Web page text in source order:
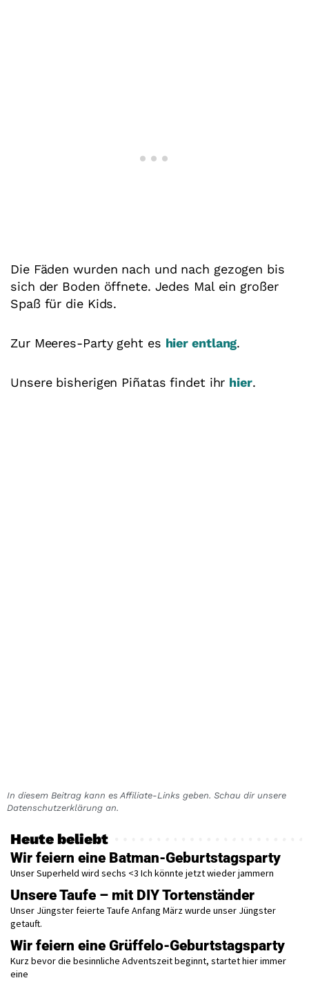
Die Fäden wurden nach und nach gezogen bis
sich der Boden öffnete. Jedes Mal ein großer
Spaß für die Kids.
Zur Meeres-Party geht es hier entlang.
Unsere bisherigen Piñatas findet ihr hier.
In diesem Beitrag kann es Affiliate-Links geben. Schau dir unsere
Datenschutzerklärung an.
Heute beliebt
Wir feiern eine Batman-Geburtstagsparty
Unser Superheld wird sechs <3 Ich könnte jetzt wieder jammern
Unsere Taufe – mit DIY Tortenständer
Unser Jüngster feierte Taufe Anfang März wurde unser Jüngster
getauft.
Wir feiern eine Grüffelo-Geburtstagsparty
Kurz bevor die besinnliche Adventszeit beginnt, startet hier immer
eine